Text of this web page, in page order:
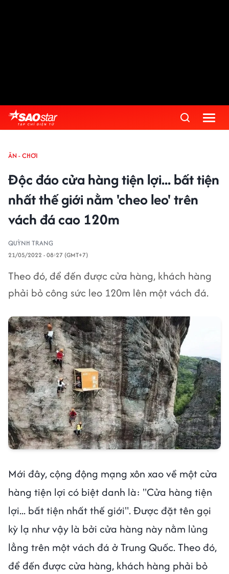
ĂN - CHƠI
Độc đáo cửa hàng tiện lợi... bất tiện
nhất thế giới nằm 'cheo leo' trên
vách đá cao 120m
QUỲNH TRANG
21/05/2022 - 08:27 (GMT+7)
Theo đó, để đến được cửa hàng, khách hàng
phải bỏ công sức leo 120m lên một vách đá.
Mới đây, cộng động mạng xôn xao về một cửa
hàng tiện lợi có biệt danh là: "Cửa hàng tiện
lợi... bất tiện nhất thế giới". Được đặt tên gọi
kỳ lạ như vậy là bởi cửa hàng này nằm lủng
lẳng trên một vách đá ở Trung Quốc. Theo đó,
để đến được cửa hàng, khách hàng phải bỏ